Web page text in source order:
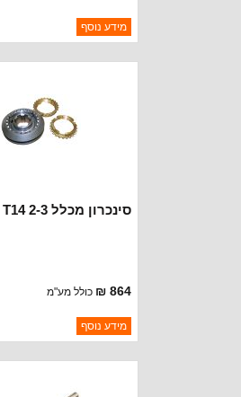
T177 Manual Transmission.
ברקוד: 3241062
יצרן:CROWN AUTOMOTIVE
מידע נוסף
סינכרון מכלל 2-3 T14
864 ₪ כולל מע"מ
ברקוד: 948991
יצרן:CROWN AUTOMOTIVE
מידע נוסף